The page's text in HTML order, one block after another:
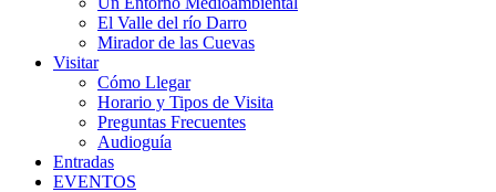
El Valle del río Darro
Mirador de las Cuevas
Visitar
Cómo Llegar
Horario y Tipos de Visita
Preguntas Frecuentes
Audioguía
Entradas
EVENTOS